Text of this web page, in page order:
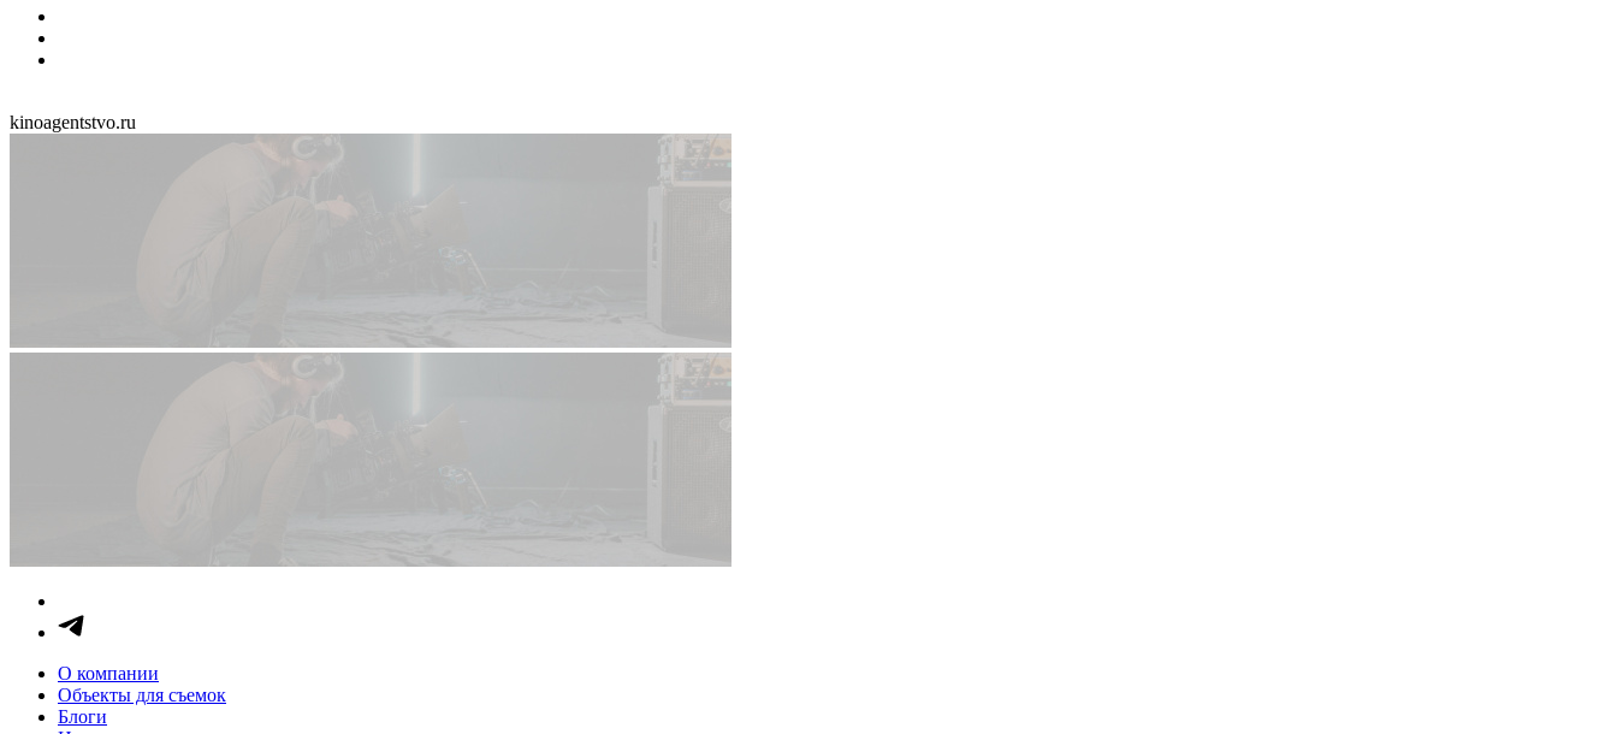
kinoagentstvo.ru
О компании
Объекты для съемок
Блоги